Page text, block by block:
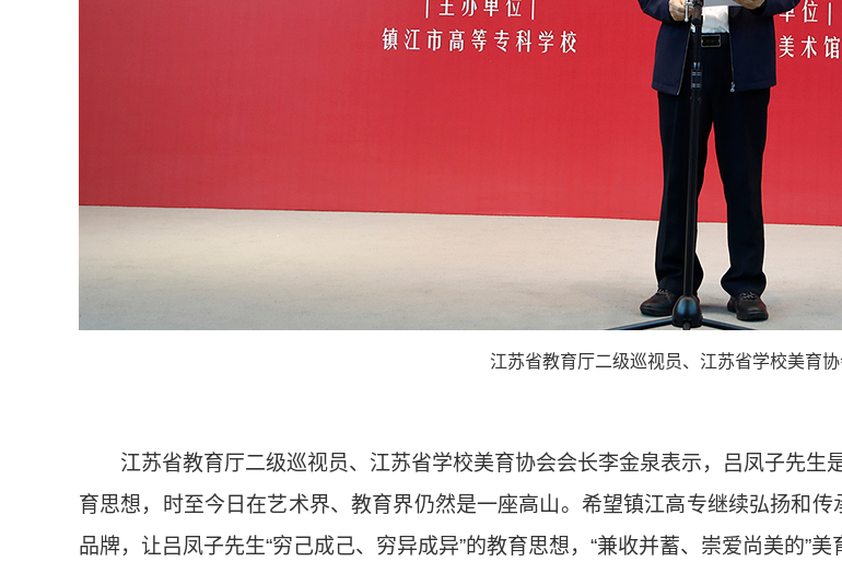
江苏省教育厅二级巡视员、江苏省学校美育
江苏省教育厅二级巡视员、江苏省学校美育协会会长李金泉表示，吕凤子先生
育思想，时至今日在艺术界、教育界仍然是一座高山。希望镇江高专继续弘扬和
品牌，让吕凤子先生“穷己成己、穷异成异”的教育思想，“兼收并蓄、崇爱尚美的”美